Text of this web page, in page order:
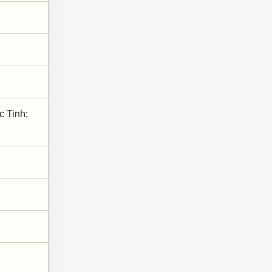
Tinh;